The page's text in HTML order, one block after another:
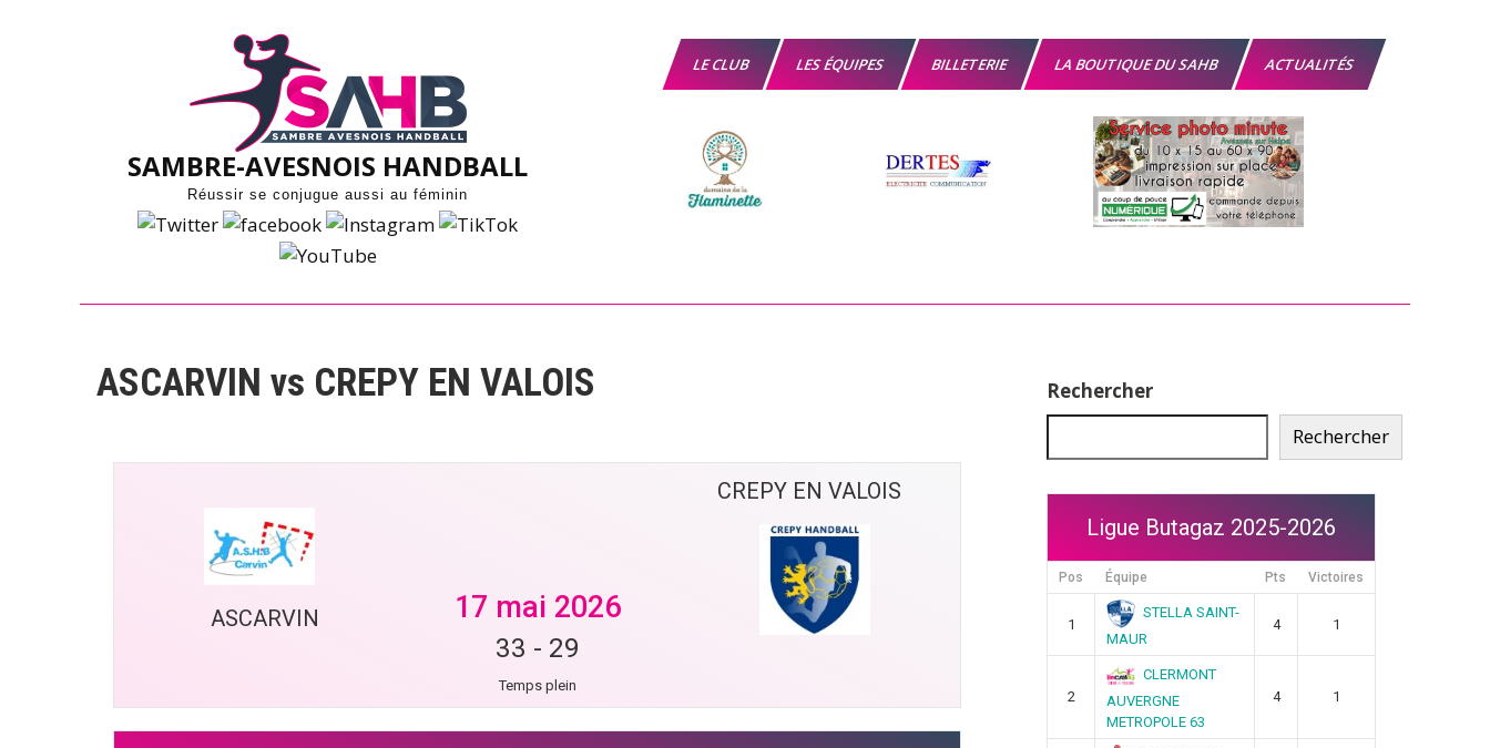
SAMBRE-AVESNOIS HANDBALL
Réussir se conjugue aussi au féminin
LE CLUB LES ÉQUIPES BILLETERIE LA BOUTIQUE DU SAHB ACTUALITÉS
ASCARVIN vs CREPY EN VALOIS
ASCARVIN
CREPY EN VALOIS
17 mai 2026
33 - 29
Temps plein
Rechercher
Rechercher
Ligue Butagaz 2025-2026
Pos Équipe Pts Victoires
1
STELLA SAINT-
MAUR
4 1
2
CLERMONT
AUVERGNE
METROPOLE 63
4 1